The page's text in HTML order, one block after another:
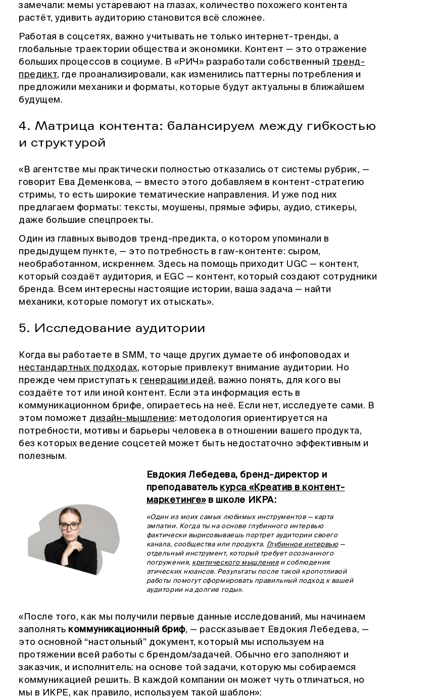
замечали: мемы устаревают на глазах, количество похожего контента
растёт, удивить аудиторию становится всё сложнее.
Работая в соцсетях, важно учитывать не только интернет-тренды, а
глобальные траектории общества и экономики. Контент — это отражение
больших процессов в социуме. В «РИЧ» разработали собственный тренд-
предикт, где проанализировали, как изменились паттерны потребления и
предложили механики и форматы, которые будут актуальны в ближайшем
будущем.
4. Матрица контента: балансируем между гибкостью
и структурой
«В агентстве мы практически полностью отказались от системы рубрик, —
говорит Ева Деменкова, — вместо этого добавляем в контент-стратегию
стримы, то есть широкие тематические направления. И уже под них
предлагаем форматы: тексты, моушены, прямые эфиры, аудио, стикеры,
даже большие спецпроекты.
Один из главных выводов тренд-предикта, о котором упоминали в
предыдущем пункте, — это потребность в raw-контенте: сыром,
необработанном, искреннем. Здесь на помощь приходит UGC — контент,
который создаёт аудитория, и EGC — контент, который создают сотрудники
бренда. Всем интересны настоящие истории, ваша задача — найти
механики, которые помогут их отыскать».
5. Исследование аудитории
Когда вы работаете в SMM, то чаще других думаете об инфоповодах и
нестандартных подходах, которые привлекут внимание аудитории. Но
прежде чем приступать к генерации идей, важно понять, для кого вы
создаёте тот или иной контент. Если эта информация есть в
коммуникационном брифе, опираетесь на неё. Если нет, исследуете сами. В
этом поможет дизайн-мышление: методология ориентируется на
потребности, мотивы и барьеры человека в отношении вашего продукта,
без которых ведение соцсетей может быть недостаточно эффективным и
полезным.
Евдокия Лебедева, бренд-директор и
преподаватель курса «Креатив в контент-
маркетинге»в школе ИКРА:
«Один из моих самых любимых инструментов — карта
эмпатии. Когда ты на основе глубинного интервью
фактически вырисовываешь портрет аудитории своего
канала, сообщества или продукта. Глубинное интервью —
отдельный инструмент, который требует осознанного
погружения, критического мышленияи соблюдения
этических нюансов. Результаты после такой кропотливой
работы помогут сформировать правильный подход к вашей
аудитории на долгие годы».
«После того, как мы получили первые данные исследований, мы начинаем
заполнять коммуникационный бриф, — рассказывает Евдокия Лебедева, —
это основной “настольный” документ, который мы используем на
протяжении всей работы с брендом/задачей. Обычно его заполняют и
заказчик, и исполнитель: на основе той задачи, которую мы собираемся
коммуникацией решить. В каждой компании он может чуть отличаться, но
мы в ИКРЕ, как правило, используем такой шаблон»: